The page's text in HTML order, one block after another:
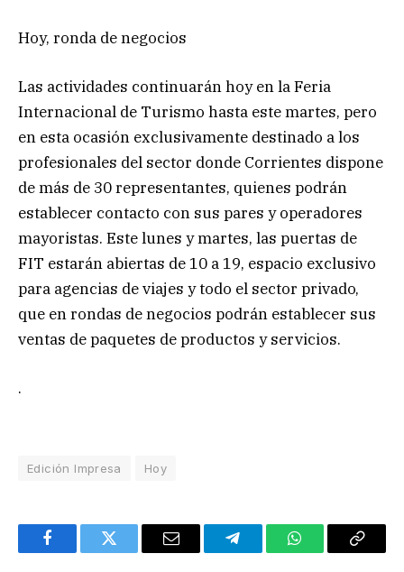
Hoy, ronda de negocios
Las actividades continuarán hoy en la Feria
Internacional de Turismo hasta este martes, pero
en esta ocasión exclusivamente destinado a los
profesionales del sector donde Corrientes dispone
de más de 30 representantes, quienes podrán
establecer contacto con sus pares y operadores
mayoristas. Este lunes y martes, las puertas de
FIT estarán abiertas de 10 a 19, espacio exclusivo
para agencias de viajes y todo el sector privado,
que en rondas de negocios podrán establecer sus
ventas de paquetes de productos y servicios.
.
Edición Impresa Hoy
FacebookTwitter Email TelegramWhatsAppCopy